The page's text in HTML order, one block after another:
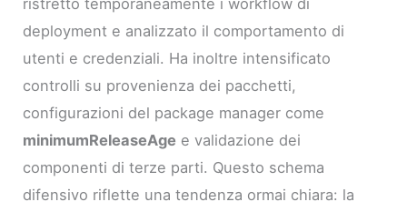
ristretto temporaneamente i workflow di
deployment e analizzato il comportamento di
utenti e credenziali. Ha inoltre intensificato
controlli su provenienza dei pacchetti,
configurazioni del package manager come
minimumReleaseAge e validazione dei
componenti di terze parti. Questo schema
difensivo riflette una tendenza ormai chiara: la